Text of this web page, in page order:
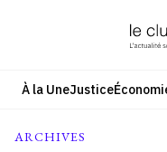
À la UneJustice
ARCHIVES